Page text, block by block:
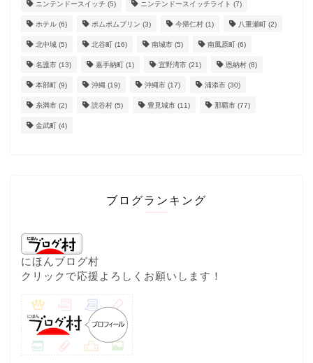
ニンテンドースイッチ (5) ニンテンドースイッチライト (7)
ホテル (6) ポムポムプリン (3) 今帰仁村 (1) 八重瀬町 (2)
北中城 (5) 北谷町 (16) 南城市 (5) 南風原町 (6)
名護市 (13) 嘉手納町 (1) 宜野湾市 (21) 恩納村 (8)
本部町 (9) 沖縄 (19) 沖縄市 (17) 浦添市 (30)
糸満市 (2) 読谷村 (5) 豊見城市 (11) 那覇市 (77)
金武町 (4)
ブログランキング
にほんブログ村
クリックで応援よろしくお願いします！